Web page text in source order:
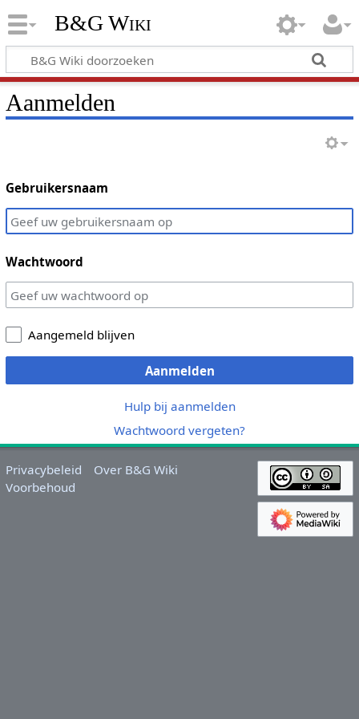
B&G Wiki
Aanmelden
Gebruikersnaam
Wachtwoord
Aangemeld blijven
Aanmelden
Hulp bij aanmelden
Wachtwoord vergeten?
Privacybeleid
Over B&G Wiki
Voorbehoud